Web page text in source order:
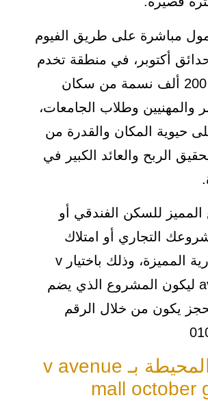
مباشرة على طريق الفيوم
أكتوبر، في منطقة تخدم
ما يزيد عن 200 ألف نسمة من سكان
والمهنيين وطلاب الجامعات،
حيوية المكان والقدرة من
الربح والعائد الكبير في
المميز للسكن الفندقي أو
التجاري أو امتلاك
الوحدة الإدارية المميزة، وذلك باختيار v
avenue mall ليكون المشروع الذي يضم
يكون من خلال الرقم
الأماكن المحيطة بـ v avenue
mall october